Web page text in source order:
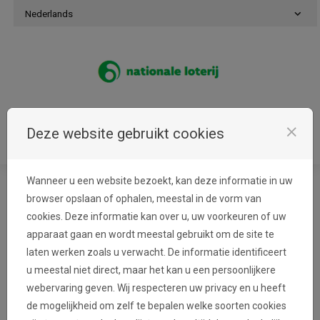
Naar inhoud gaan
Nederlands
Menu
Login
Cookies
Nationale Loterij gebruikt cookies om de
voorkeuren van de bezoekers te kennen en de
presentatie van deze website te verbeteren.
Cookies zijn kleine bestandjes die op uw harde
Deze website gebruikt cookies close
Wanneer u een website bezoekt, kan deze informatie in uw
browser opslaan of ophalen, meestal in de vorm van
cookies. Deze informatie kan over u, uw voorkeuren of uw
apparaat gaan en wordt meestal gebruikt om de site te
laten werken zoals u verwacht. De informatie identificeert
u meestal niet direct, maar het kan u een persoonlijkere
webervaring geven. Wij respecteren uw privacy en u heeft
de mogelijkheid om zelf te bepalen welke soorten cookies